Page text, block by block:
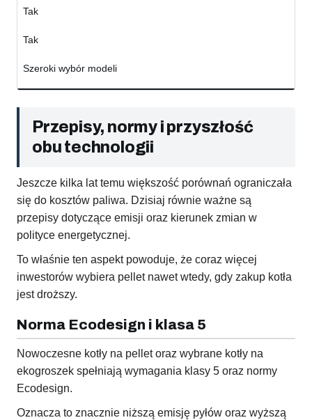
Tak
Tak
Szeroki wybór modeli
Przepisy, normy i przyszłość
obu technologii
Jeszcze kilka lat temu większość porównań ograniczała
się do kosztów paliwa. Dzisiaj równie ważne są
przepisy dotyczące emisji oraz kierunek zmian w
polityce energetycznej.
To właśnie ten aspekt powoduje, że coraz więcej
inwestorów wybiera pellet nawet wtedy, gdy zakup kotła
jest droższy.
Norma Ecodesign i klasa 5
Nowoczesne kotły na pellet oraz wybrane kotły na
ekogroszek spełniają wymagania klasy 5 oraz normy
Ecodesign.
Oznacza to znacznie niższą emisję pyłów oraz wyższą